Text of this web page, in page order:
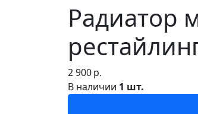
Радиатор
2 900р.
В наличии 1 шт.